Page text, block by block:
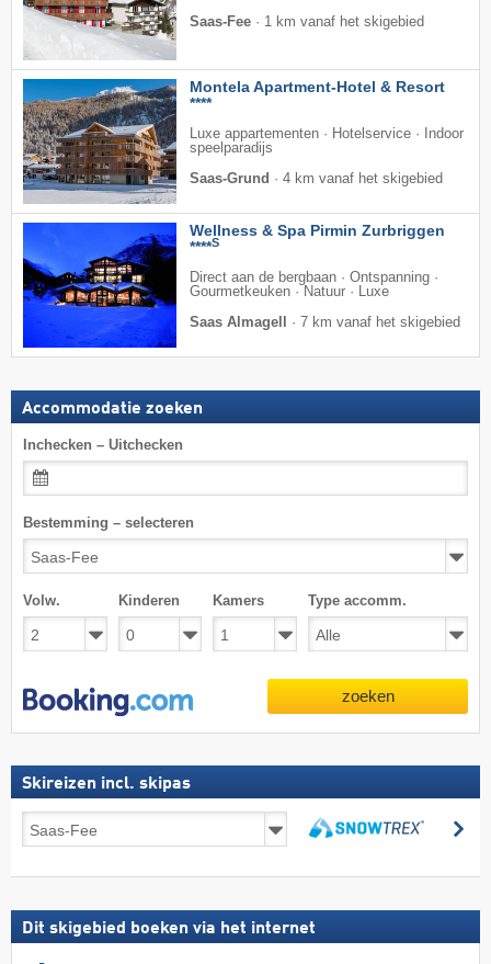
Saas-Fee · 1 km vanaf het skigebied
Montela Apartment-Hotel & Resort
****
Luxe appartementen · Hotelservice · Indoor
speelparadijs
Saas-Grund · 4 km vanaf het skigebied
Wellness & Spa Pirmin Zurbriggen
****S
Direct aan de bergbaan · Ontspanning ·
Gourmetkeuken · Natuur · Luxe
Saas Almagell
· 7 km vanaf het skigebied
Accommodatie zoeken
Inchecken – Uitchecken
Bestemming – selecteren
Volw. Kinderen Kamers Type accomm.
zoeken
Skireizen incl. skipas
Skireizen
incl.
Dit skigebied boeken via het internet